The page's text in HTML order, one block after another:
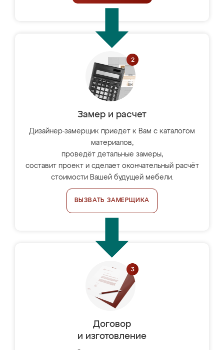
Замер и расчет
Дизайнер-замерщик приедет к Вам с каталогом
материалов,
проведёт детальные замеры,
составит проект и сделает окончательный расчёт
стоимости Вашей будущей мебели.
ВЫЗВАТЬ ЗАМЕРЩИКА
Договор
и изготовление